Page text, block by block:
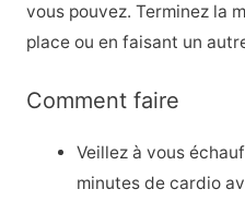
vous pouvez. Terminez la
place ou en faisant un
Comment faire
Veillez à vous
minutes de cardio